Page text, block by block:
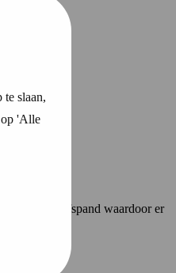
slaan,
op 'Alle
in uw bedrijfspand waardoor er